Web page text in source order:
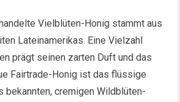
Vielblüten-Honig stammt aus
Lateinamerikas. Eine Vielzahl
prägt seinen zarten Duft und das
Fairtrade-Honig ist das flüssige
bekannten, cremigen Wildblüten-